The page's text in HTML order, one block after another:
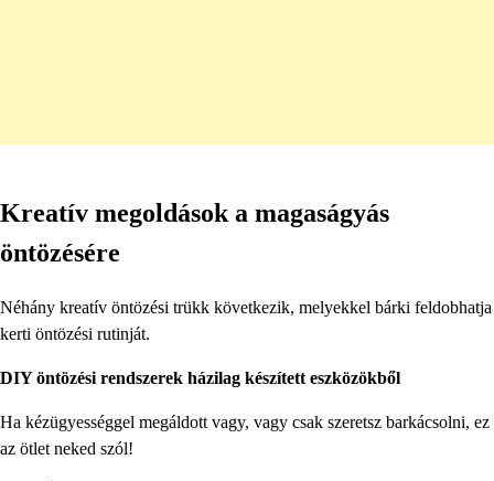
Kreatív megoldások a magaságyás
öntözésére
Néhány kreatív öntözési trükk következik, melyekkel bárki feldobhatja
kerti öntözési rutinját.
DIY öntözési rendszerek házilag készített eszközökből
Ha kézügyességgel megáldott vagy, vagy csak szeretsz barkácsolni, ez
az ötlet neked szól!